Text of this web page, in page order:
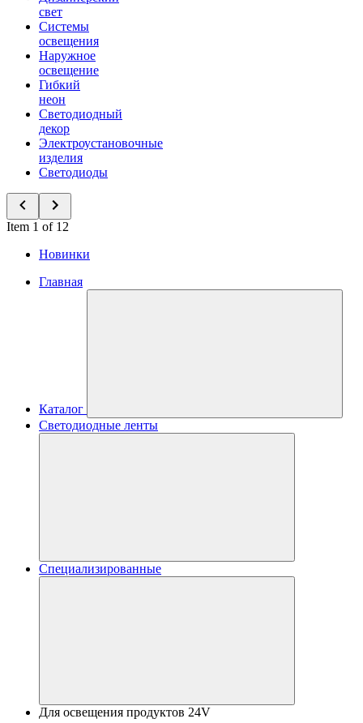
свет
Системы
освещения
Наружное
освещение
Гибкий
неон
Светодиодный
декор
Электроустановочные
изделия
Светодиоды
Item 1 of 12
Новинки
Главная
Каталог
Светодиодные ленты
Специализированные
Для освещения продуктов 24V